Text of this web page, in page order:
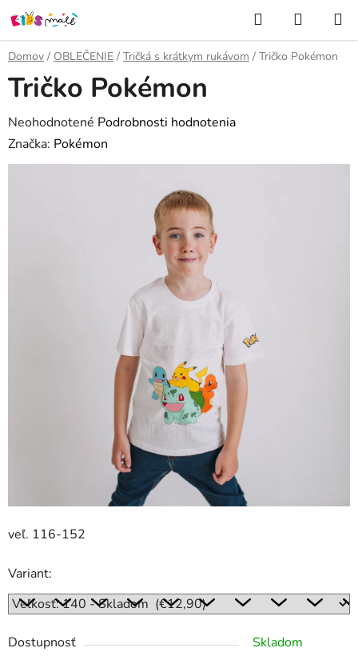
Prejsť
na
obsah
Hľadať
KOŠÍK
Domov / OBLEČENIE / Tričká s krátkym rukávom / Tričko Pokémon
veľ. 116-152
Variant:
Dostupnosť
Skladom
Tričko Pokémon
Priemerné
hodnotenie
produktu
Neohodnotené Podrobnosti hodnotenia
Značka: Pokémon